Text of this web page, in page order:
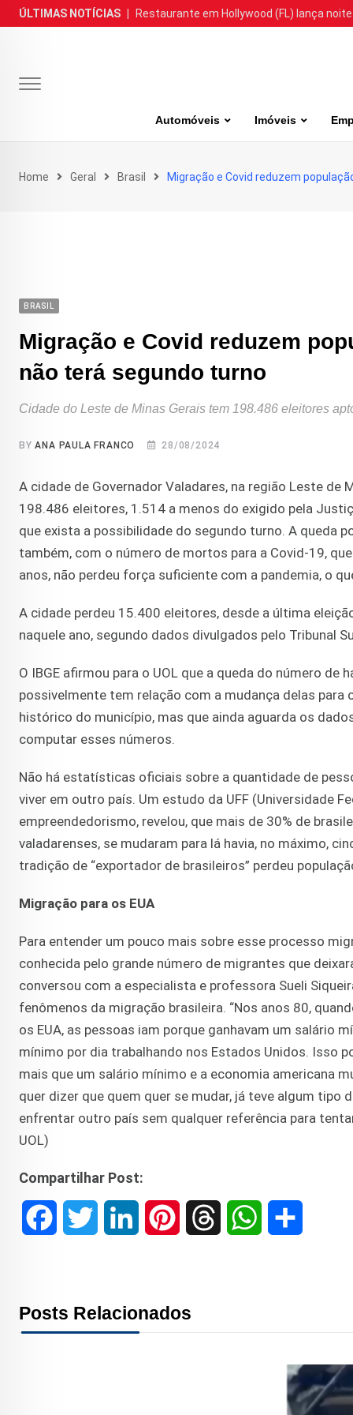
Skip
to
ÚLTIMAS NOTÍCIAS Restaurante em Hollywood (FL) lança
Automóveis Imóveis
Home Geral Brasil Migração e Covid reduzem
BRASIL
Migração e Covid reduzem
não terá segundo turno
Cidade do Leste de Minas Gerais tem 198.486 eleitores
BYANA PAULA FRANCO 28/08/2024
A cidade de Governador Valadares, na região Leste
198.486 eleitores, 1.514 a menos do exigido pela
que exista a possibilidade do segundo turno. A queda
também, com o número de mortos para a Covid-19,
anos, não perdeu força suficiente com a pandemia, o
A cidade perdeu 15.400 eleitores, desde a última
naquele ano, segundo dados divulgados pelo Tribunal
O IBGE afirmou para o UOL que a queda do número
possivelmente tem relação com a mudança delas
histórico do município, mas que ainda aguarda os
computar esses números.
Não há estatísticas oficiais sobre a quantidade de
viver em outro país. Um estudo da UFF (Universidade
empreendedorismo, revelou, que mais de 30% de
valadarenses, se mudaram para lá havia, no máximo,
tradição de “exportador de brasileiros” perdeu
Migração para os EUA
Para entender um pouco mais sobre esse processo
conhecida pelo grande número de migrantes que
conversou com a especialista e professora Sueli
fenômenos da migração brasileira. “Nos anos 80,
os EUA, as pessoas iam porque ganhavam um salário
mínimo por dia trabalhando nos Estados Unidos. Isso
mais que um salário mínimo e a economia americana
quer dizer que quem quer se mudar, já teve algum tipo
enfrentar outro país sem qualquer referência para
UOL)
Compartilhar Post:
e t k t
Posts Relacionados